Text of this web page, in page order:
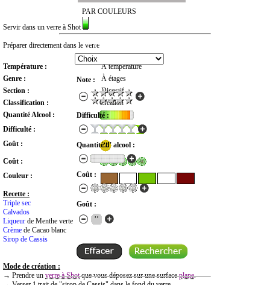
PAR COULEURS
RECHERCHER UN COCKTAIL
Note :
Difficulté :
Quantité d' alcool :
Coût :
Goût :
Servir dans un verre à Shot
Préparer directement dans le verre
Température :
À température
Genre :
À étages
Section :
Digestif
Classification :
Création
Quantité Alcool :
Difficulté :
Goût :
Coût :
Couleur :
Recette :
Triple sec
Calvados
Liqueur de Menthe verte
Crème de Cacao blanc
Sirop de Cassis
Mode de création :
→ Prendre un verre à Shotque vous déposez sur une surfaceplane.